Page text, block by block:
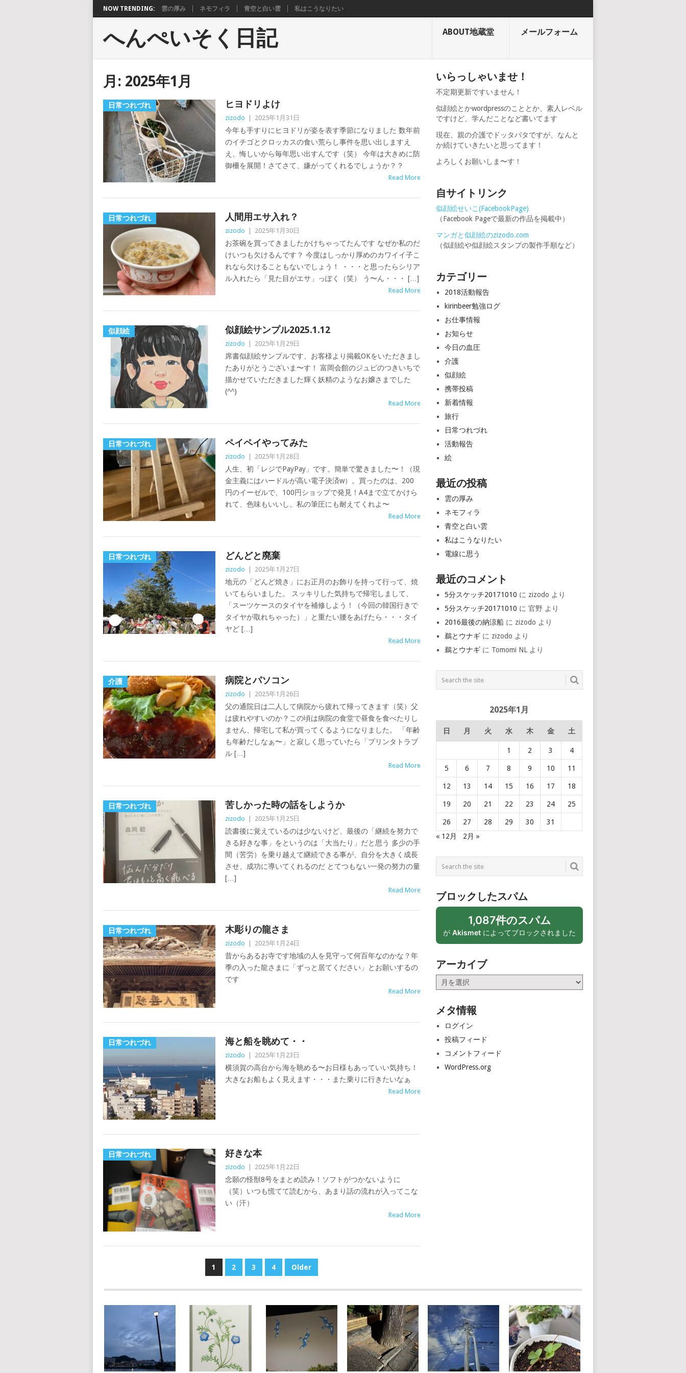
NOW TRENDING: 雲の厚み ネモフィラ 青空と白い雲 私はこうなりたい
へんぺいそく日記 ABOUT地蔵堂 メールフォーム
月: 2025年1月
日常つれづれ ヒヨドリよけ
zizodo 2025年1月31日
今年も手すりにヒヨドリが姿を表す季節になりました 数年前
のイチゴとクロッカスの食い荒らし事件を思い出しますえ
え、悔しいから毎年思い出すんです（笑） 今年は大きめに防
御柵を展開！さてさて、嫌がってくれるでしょうか？？
Read More
日常つれづれ 人間用エサ入れ？
zizodo 2025年1月30日
お茶碗を買ってきましたかけちゃってたんです なぜか私のだ
けいつも欠けるんです？ 今度はしっかり厚めのカワイイ子こ
れなら欠けることもないでしょう！ ・・・と思ったらシリア
ル入れたら「見た目がエサ」っぽく（笑） う〜ん・・・ […]
Read More
似顔絵 似顔絵サンプル2025.1.12
zizodo 2025年1月29日
席書似顔絵サンプルです、お客様より掲載OKをいただきまし
たありがとうございま〜す！ 富岡会館のジュピのつきいちで
描かせていただきました輝く妖精のようなお嬢さまでした
(^^)
Read More
日常つれづれ ペイペイやってみた
zizodo 2025年1月28日
人生、初「レジでPayPay」です。簡単で驚きました〜！（現
金主義にはハードルが高い電子決済w）。買ったのは、200
円のイーゼルで、100円ショップで発見！A4まで立てかけら
れて、色味もいいし。私の筆圧にも耐えてくれよ〜
Read More
日常つれづれ どんどと廃棄
zizodo 2025年1月27日
地元の「どんど焼き」にお正月のお飾りを持って行って、焼
いてもらいました。 スッキリした気持ちで帰宅しまして、
「スーツケースのタイヤを補修しよう！（今回の韓国行きで
タイヤが取れちゃった）」と重たい腰をあげたら・・・タイ
ヤど […]
Read More
介護 病院とパソコン
zizodo 2025年1月26日
父の通院日は二人して病院から疲れて帰ってきます（笑）父
は疲れやすいのか？この頃は病院の食堂で昼食を食べたりし
ません、帰宅して私が買ってくるようになりました。 「年齢
も年齢だしなぁ〜」と寂しく思っていたら「プリンタトラブ
ル […]
Read More
日常つれづれ 苦しかった時の話をしようか
zizodo 2025年1月25日
読書後に覚えているのは少ないけど、最後の「継続を努力で
きる好きな事」をというのは「大当たり」だと思う 多少の手
間（苦労）を乗り越えて継続できる事が、自分を大きく成長
させ、成功に導いてくれるのだ とてつもない一発の努力の量
[…]
Read More
日常つれづれ 木彫りの龍さま
zizodo 2025年1月24日
昔からあるお寺です地域の人を見守って何百年なのかな？年
季の入った龍さまに「ずっと居てください」とお願いするの
です
Read More
日常つれづれ 海と船を眺めて・・
zizodo 2025年1月23日
横須賀の高台から海を眺める〜お日様もあっていい気持ち！
大きなお船もよく見えます・・・また乗りに行きたいなぁ
Read More
日常つれづれ 好きな本
zizodo 2025年1月22日
念願の怪獣8号をまとめ読み！ソフトがつかないように
（笑）いつも慌てて読むから、あまり話の流れが入ってこな
い（汗）
Read More
送
1 2 3 4 Older
いらっしゃいませ！
不定期更新ですいません！
似顔絵とかwordpressのこととか、素人レベル
ですけど、学んだことなど書いてます
現在、親の介護でドッタバタですが、なんと
か続けていきたいと思ってます！
よろしくお願いしま〜す！
自サイトリンク
似顔絵せいこ(FacebookPage)
（Facebook Pageで最新の作品を掲載中）
マンガと似顔絵のzizodo.com
（似顔絵や似顔絵スタンプの製作手順など）
カテゴリー
2018活動報告
kirinbeer勉強ログ
お仕事情報
お知らせ
今日の血圧
介護
似顔絵
携帯投稿
新着情報
旅行
日常つれづれ
活動報告
絵
最近の投稿
雲の厚み
ネモフィラ
青空と白い雲
私はこうなりたい
電線に思う
最近のコメント
5分スケッチ20171010 に zizodo より
5分スケッチ20171010 に官野 より
2016最後の納涼船 に zizodo より
鵜とウナギ に zizodo より
鵜とウナギ に Tomomi NL より
2025年1月
日 月 火 水 木 金 土
1 2 3 4
5 6 7 8 9 10 11
12 13 14 15 16 17 18
19 20 21 22 23 24 25
26 27 28 29 30
31
« 12月
2月 »
ブロックしたスパム
1,087件のスパム
がAkismet によってブロックされました
アーカイブ
ア
ー
イ
メタ情報
ログイン
投稿フィード
コメントフィード
WordPress.org